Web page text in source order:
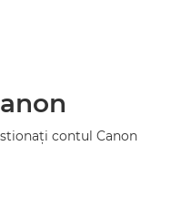
contul Canon